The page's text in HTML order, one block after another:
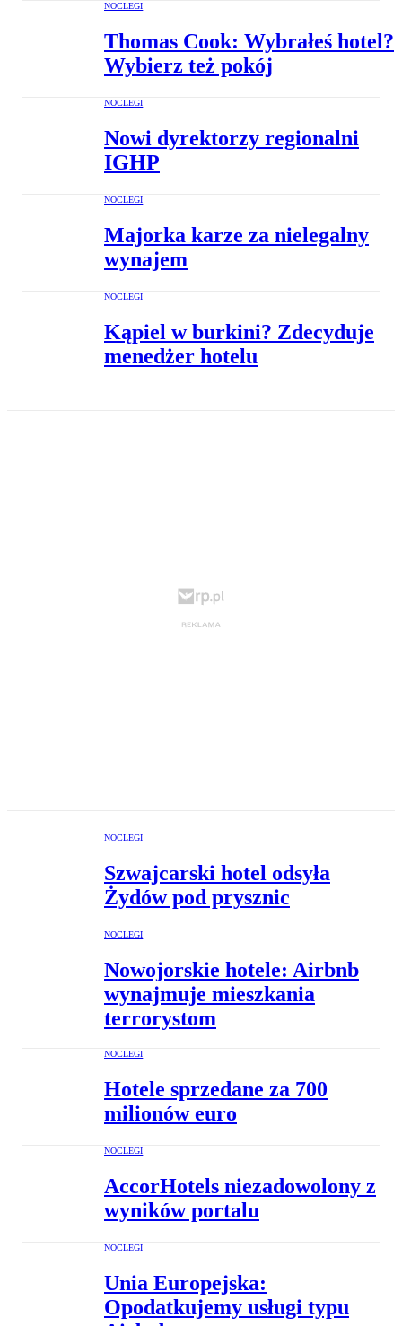
NOCLEGI
Thomas Cook: Wybrałeś hotel?
Wybierz też pokój
NOCLEGI
Nowi dyrektorzy regionalni
IGHP
NOCLEGI
Majorka karze za nielegalny
wynajem
NOCLEGI
Kąpiel w burkini? Zdecyduje
menedżer hotelu
NOCLEGI
Szwajcarski hotel odsyła
Żydów pod prysznic
NOCLEGI
Nowojorskie hotele: Airbnb
wynajmuje mieszkania
terrorystom
NOCLEGI
Hotele sprzedane za 700
milionów euro
NOCLEGI
AccorHotels niezadowolony z
wyników portalu
NOCLEGI
Unia Europejska:
Opodatkujemy usługi typu